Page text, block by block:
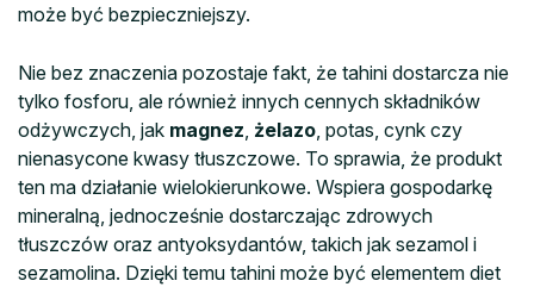
może być bezpieczniejszy.
Nie bez znaczenia pozostaje fakt, że tahini dostarcza nie
tylko fosforu, ale również innych cennych składników
odżywczych, jak magnez, żelazo, potas, cynk czy
nienasycone kwasy tłuszczowe. To sprawia, że produkt
ten ma działanie wielokierunkowe. Wspiera gospodarkę
mineralną, jednocześnie dostarczając zdrowych
tłuszczów oraz antyoksydantów, takich jak sezamol i
sezamolina. Dzięki temu tahini może być elementem diet